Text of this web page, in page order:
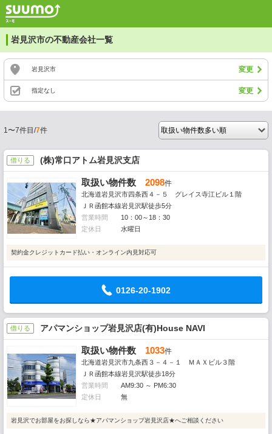
岩見沢市の不動産会社一覧
岩見沢市 変更
指定なし 変更
1〜7件目/7件
借りる (株)常口アトム岩見沢支店
取扱い物件数 2098件
北海道岩見沢市四条西４－５ グレイス寺江ビル１階
ＪＲ函館本線岩見沢駅徒歩5分
営業時間
10：00～18：30
定休日
水曜日
契約金クレジットカード払い・オンライン内見対応可
0126-20-1902
借りる アパマンショップ岩見沢店(有)House NAVI
取扱い物件数 1033件
北海道岩見沢市九条西３－４－１ ＭＡＸビル３階
ＪＲ函館本線岩見沢駅徒歩18分
営業時間
AM9:30 ～ PM6:30
定休日
無
岩見沢でお部屋をお探しなら★アパマンショップ岩見沢店★へご相談ください